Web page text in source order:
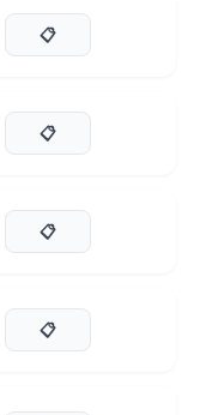
📋
📋
📋
📋